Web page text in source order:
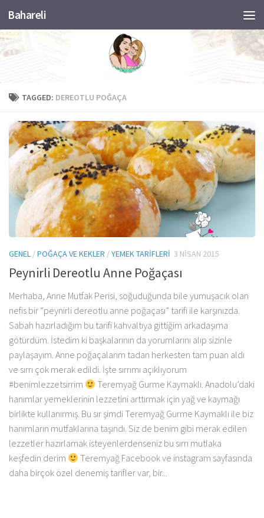
Skip to content
Bahareli
TAGGED: DEREOTLU POĞAÇA
GENEL /POĞAÇA VE KEKLER /YEMEK TARIFLERI 3 NISAN 2015
Peynirli Dereotlu Anne Poğaçası
Merhaba, Anne Mutfak Perisi, soğuduğunda bile yumuşacık olan
nefis bir “peynirli dereotlu anne poğaçası” tarifi ile karşınızda.
Sabah hazırladığım bu tarifi kahvaltıya gittiğim arkadaşıma
götürdüm. İstedim ki başkalarının da yorumlarını alıp sizinle
paylaşayım. Anne poğaçalarım tadan herkesten tam puan aldı
ve sırrı çok merak edildi. İşte sırrımı açıklıyorum
#benimlezzetsirrim
Teremyağ Gurme Kaymaklı. Anadolu’daki
hanımlar yemeklerinin lezzetini arttırmak için yağ ve kaymağı
birlikte kullanırmış. Bu sır şimdi Teremyağ Gurme Kaymaklı ile biz
hanımların mutfaklarına taşındı. Siz de benim gibi merak edilen
lezzetler hazırlamak isteyenlerdenseniz bu sırrı mutlaka
keşfedin derim
Teremyağ Facebook ve instagram sayfasında
daha birçok özel denemiş tarifler var, bir...